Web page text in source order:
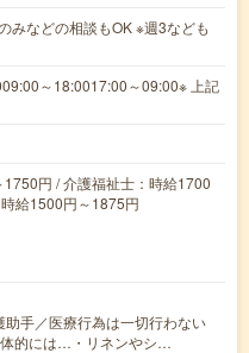
みなどの相談もOK ※週3なども
～18:0017:00～09:00※ 上記
円 / 介護福祉士：時給1700
給1500円～1875円
手／医療行為は一切行わない
的には…・リネンやシ…